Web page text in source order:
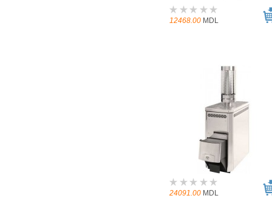
12468.00 MDL
24091.00 MDL